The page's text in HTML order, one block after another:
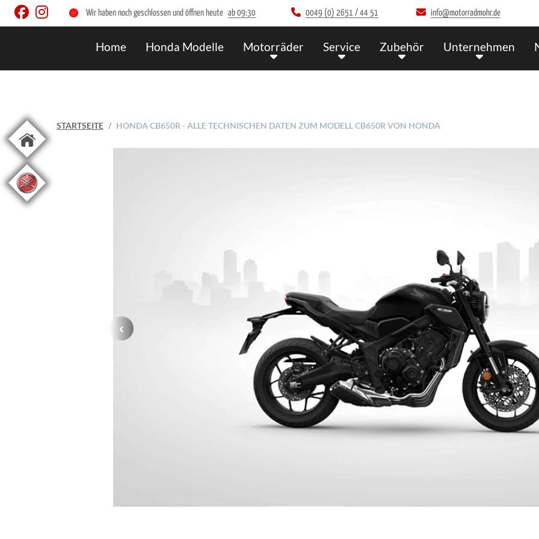
Wir haben noch geschlossen und öffnen heute ab 09:30 0049 (0) 2651 / 44 51 info@motorradmohr.de
Home Honda Modelle Motorräder Service Zubehör Unternehmen
STARTSEITE HONDA CB650R - ALLE TECHNISCHEN DATEN ZUM MODELL CB650R VON HONDA